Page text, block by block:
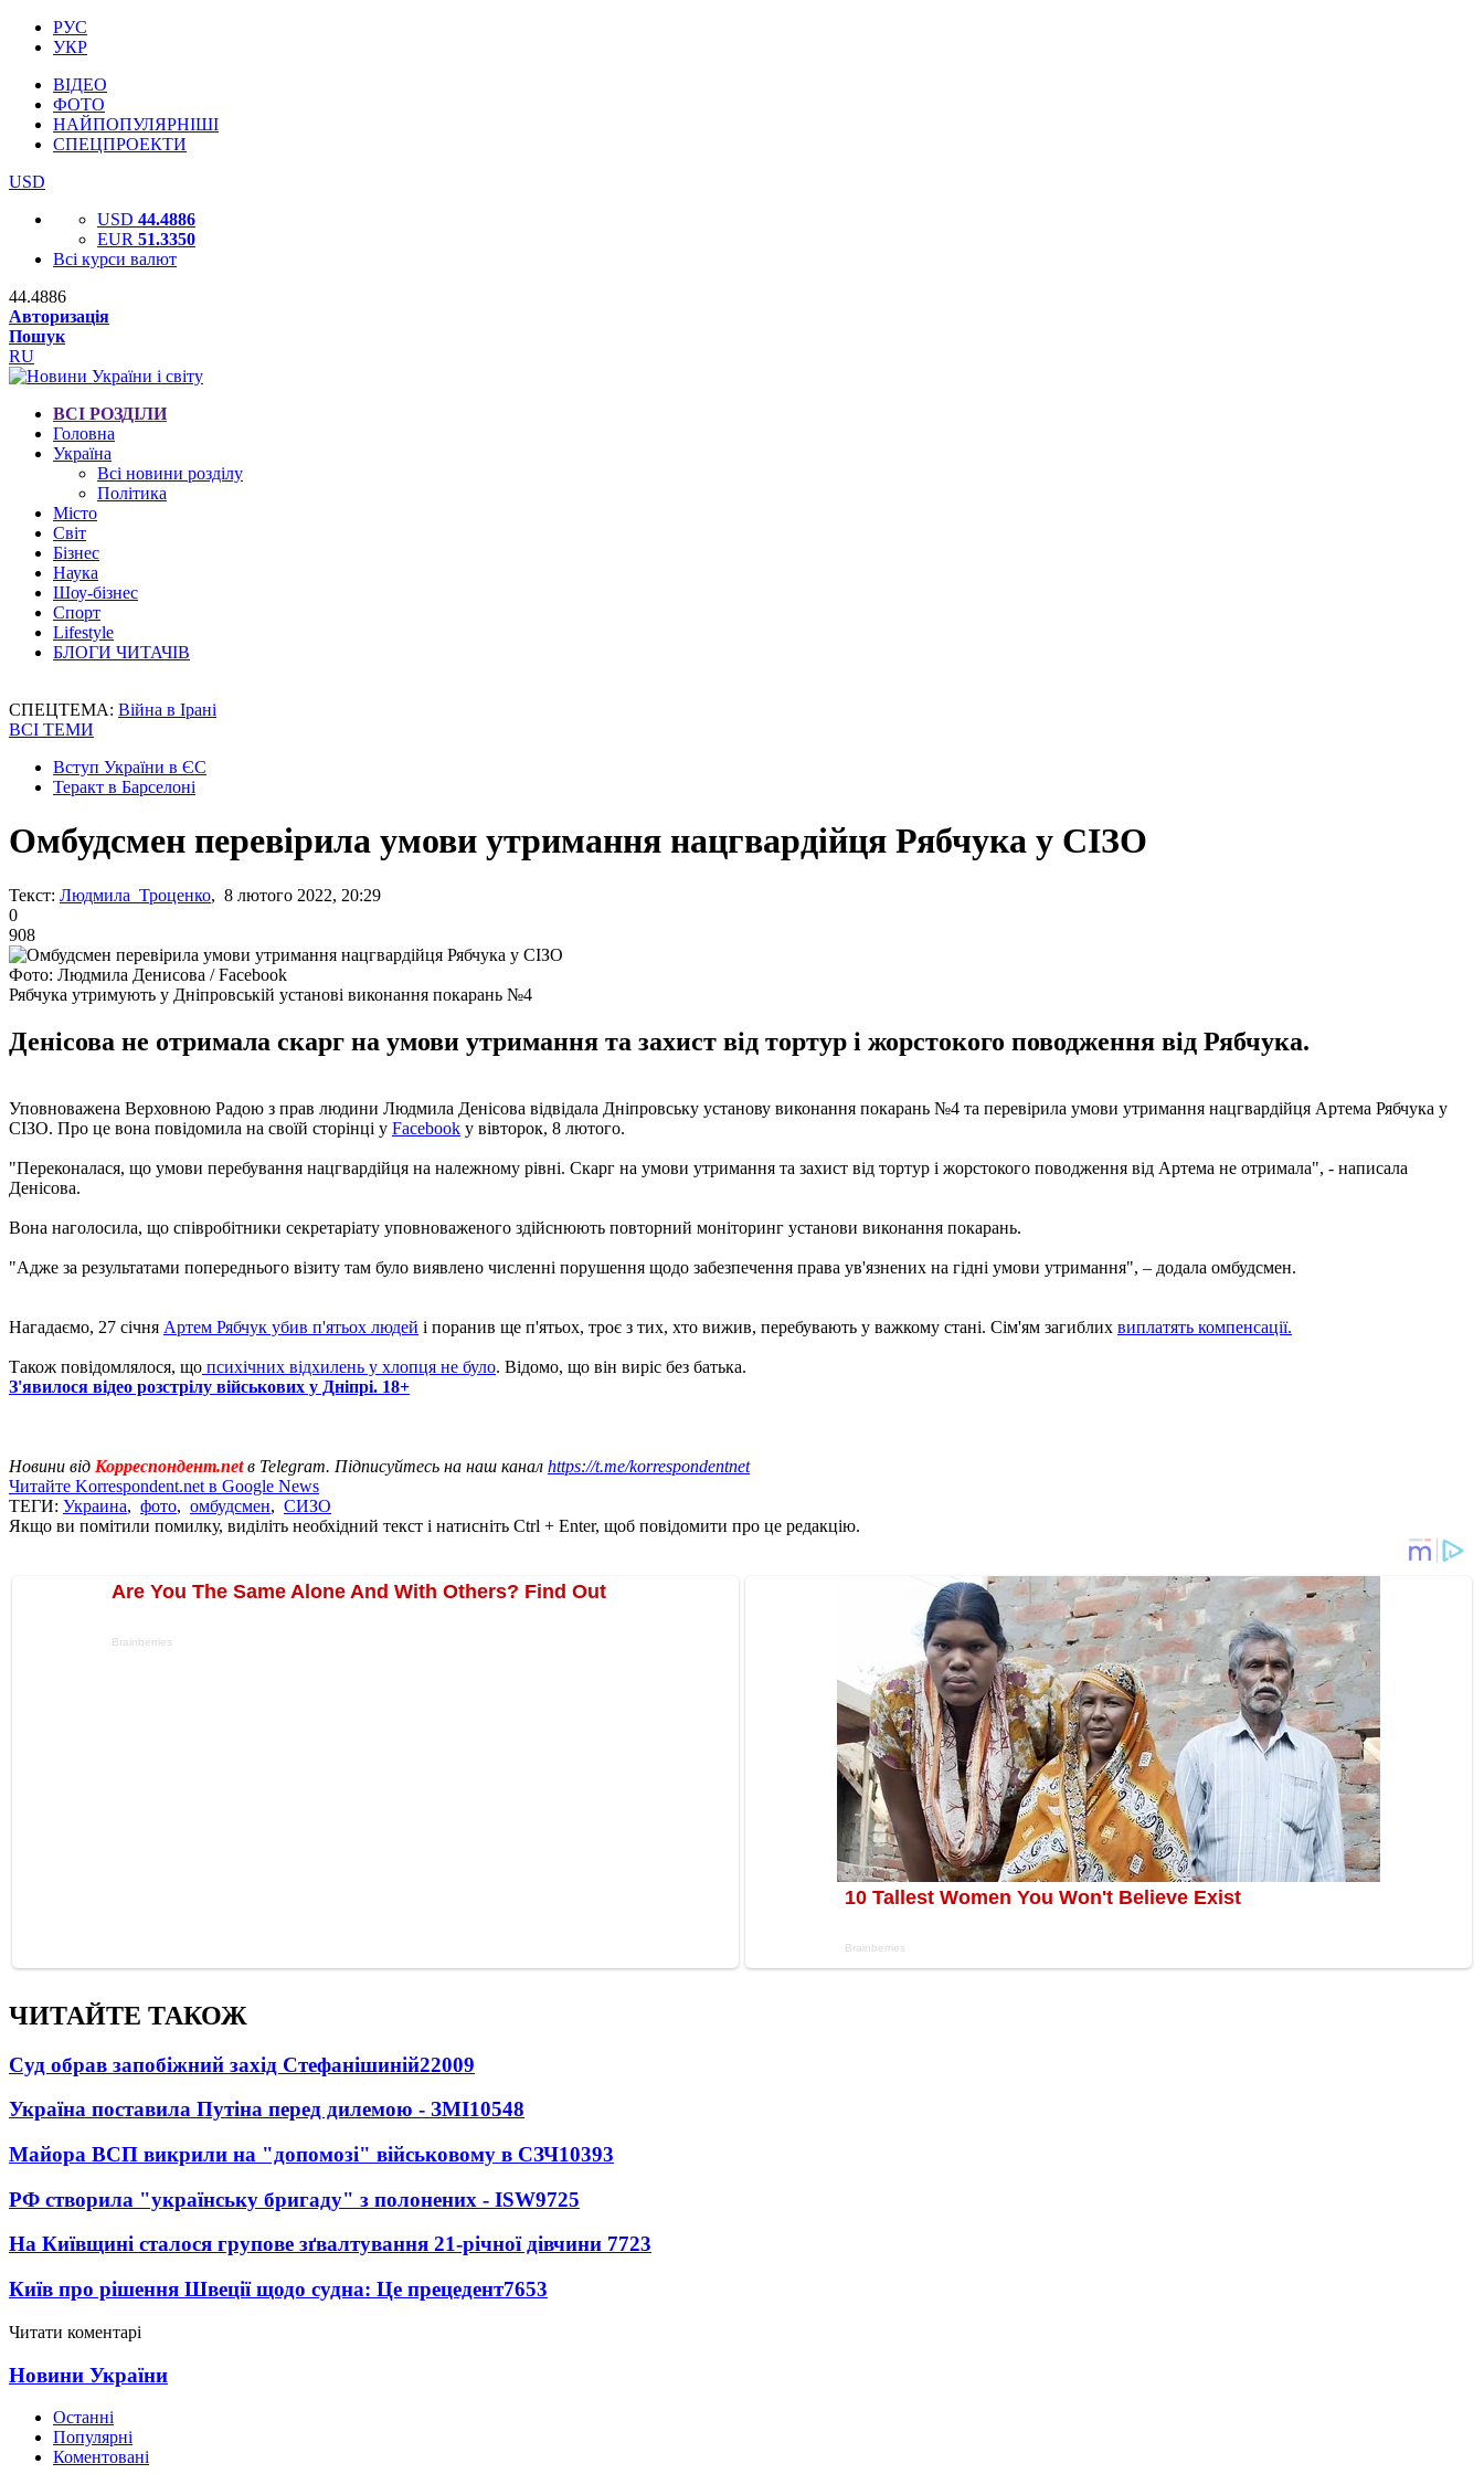
РУС
УКР
ВІДЕО
ФОТО
НАЙПОПУЛЯРНІШІ
СПЕЦПРОЕКТИ
USD
USD 44.4886
EUR 51.3350
Всі курси валют
44.4886
Авторизація
Пошук
RU
ВСІ РОЗДІЛИ
Головна
Україна
Всі новини розділу
Політика
Місто
Світ
Бізнес
Наука
Шоу-бізнес
Спорт
Lifestyle
БЛОГИ ЧИТАЧІВ
СПЕЦТЕМА: Війна в Ірані
ВСІ ТЕМИ
Вступ України в ЄС
Теракт в Барселоні
Омбудсмен перевірила умови утримання нацгвардійця Рябчука у СІЗО
Текст: Людмила Троценко, 8 лютого 2022, 20:29
0
908
Фото: Людмила Денисова / Facebook
Рябчука утримують у Дніпровській установі виконання покарань №4
Денісова не отримала скарг на умови утримання та захист від тортур і жорстокого поводження від Рябчука.
Уповноважена Верховною Радою з прав людини Людмила Денісова відвідала Дніпровську установу виконання покарань №4 та перевірила умови утримання нацгвардійця Артема Рябчука у
СІЗО. Про це вона повідомила на своїй сторінці у Facebook у вівторок, 8 лютого.
"Переконалася, що умови перебування нацгвардійця на належному рівні. Скарг на умови утримання та захист від тортур і жорстокого поводження від Артема не отримала", - написала
Денісова.
Вона наголосила, що співробітники секретаріату уповноваженого здійснюють повторний моніторинг установи виконання покарань.
"Адже за результатами попереднього візиту там було виявлено численні порушення щодо забезпечення права ув'язнених на гідні умови утримання", – додала омбудсмен.
Нагадаємо, 27 січня Артем Рябчук убив п'ятьох людей і поранив ще п'ятьох, троє з тих, хто вижив, перебувають у важкому стані. Сім'ям загиблих виплатять компенсації.
Також повідомлялося, що психічних відхилень у хлопця не було. Відомо, що він виріс без батька.
З'явилося відео розстрілу військових у Дніпрі. 18+
Новини від Корреспондент.netв Telegram. Підписуйтесь на наш канал https://t.me/korrespondentnet
Читайте Korrespondent.net в Google News
ТЕГИ: Украина, фото, омбудсмен, СИЗО
Якщо ви помітили помилку, виділіть необхідний текст і натисніть Ctrl + Enter, щоб повідомити про це редакцію.
ЧИТАЙТЕ ТАКОЖ
Суд обрав запобіжний захід Стефанішиній22009
Україна поставила Путіна перед дилемою - ЗМІ10548
Майора ВСП викрили на "допомозі" військовому в СЗЧ10393
РФ створила "українську бригаду" з полонених - ISW9725
На Київщині сталося групове зґвалтування 21-річної дівчини 7723
Київ про рішення Швеції щодо судна: Це прецедент7653
Читати коментарі
Новини України
Останні
Популярні
Коментовані